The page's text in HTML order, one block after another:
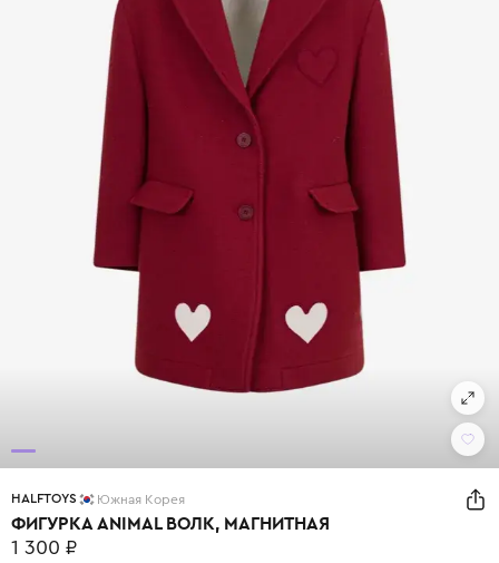
HALFTOYS Южная Корея
ФИГУРКА ANIMAL ВОЛК, МАГНИТНАЯ
1 300 ₽